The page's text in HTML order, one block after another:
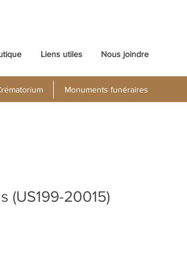
Liens utiles Nous joindre
Monuments funéraires
(US199-20015)